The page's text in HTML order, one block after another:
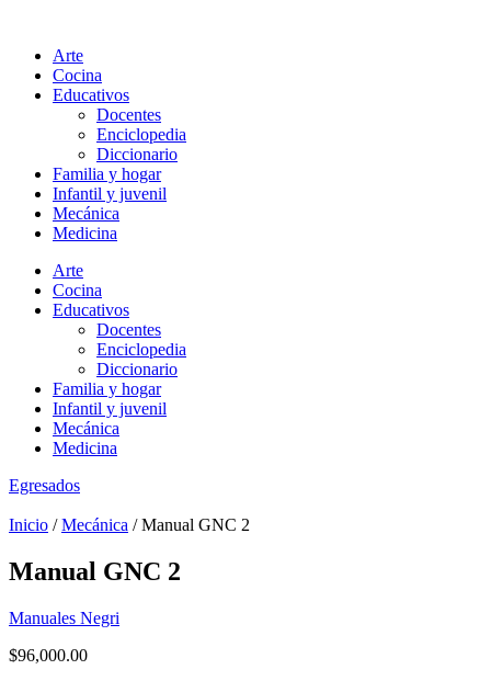
contenido
Arte
Cocina
Educativos
Docentes
Enciclopedia
Diccionario
Familia y hogar
Infantil y juvenil
Mecánica
Medicina
Arte
Cocina
Educativos
Docentes
Enciclopedia
Diccionario
Familia y hogar
Infantil y juvenil
Mecánica
Medicina
Egresados
Inicio /Mecánica / Manual GNC 2
Manual GNC 2
Manuales Negri
$96,000.00